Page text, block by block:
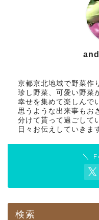
京都京北地域で野菜作
珍し野菜、可愛い野菜
幸せを集めて楽しんで
思うような出来事もお
分けて貰って過ごして
日々お伝えしていき
＼
検索